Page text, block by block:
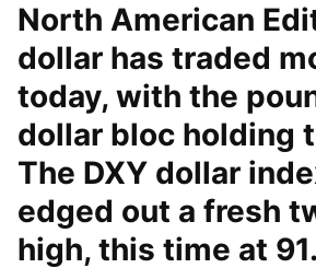
North American
dollar has traded
today, with the
dollar bloc holding
The DXY dollar
edged out a fresh
high, this time at